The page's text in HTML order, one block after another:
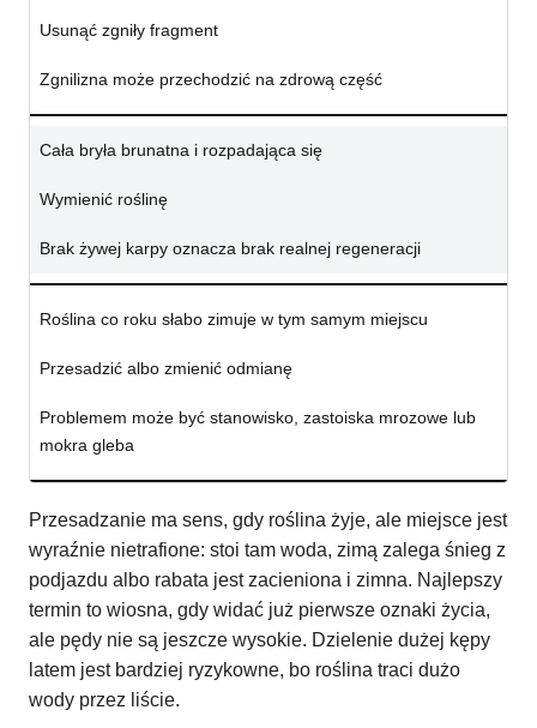
Usunąć zgniły fragment
Zgnilizna może przechodzić na zdrową część
Cała bryła brunatna i rozpadająca się
Wymienić roślinę
Brak żywej karpy oznacza brak realnej regeneracji
Roślina co roku słabo zimuje w tym samym miejscu
Przesadzić albo zmienić odmianę
Problemem może być stanowisko, zastoiska mrozowe lub
mokra gleba
Przesadzanie ma sens, gdy roślina żyje, ale miejsce jest
wyraźnie nietrafione: stoi tam woda, zimą zalega śnieg z
podjazdu albo rabata jest zacieniona i zimna. Najlepszy
termin to wiosna, gdy widać już pierwsze oznaki życia,
ale pędy nie są jeszcze wysokie. Dzielenie dużej kępy
latem jest bardziej ryzykowne, bo roślina traci dużo
wody przez liście.